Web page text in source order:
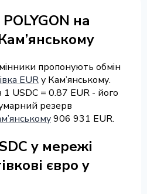
на
пропонують обмін
EURу Кам’янському.
USDC = 0.87 EUR - його
резерв
906 931 EUR.
у мережі
євро у